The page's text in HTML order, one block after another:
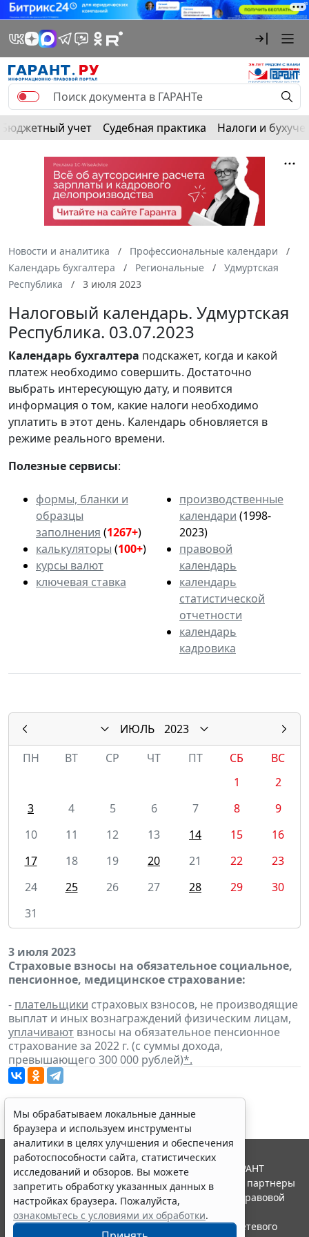
Бюджетный учет Судебная практика Налоги и
Новости и аналитика
Профессиональные календари
Календарь бухгалтера
Региональные
Удмуртская
Республика
3 июля 2023
Налоговый календарь. Удмуртская
Республика. 03.07.2023
Календарьбухгалтера подскажет, когда и какой
платеж необходимо совершить. Достаточно
выбрать интересующую дату, и появится
информация о том, какие налоги необходимо
уплатить в этот день. Календарь обновляется в
режиме реального времени.
Полезные сервисы:
формы, бланки и
образцы
заполнения (1267+)
калькуляторы (100+)
курсы валют
ключевая ставка
производственные
календари (1998-
2023)
правовой
календарь
календарь
статистической
отчетности
календарь
кадровика
ИЮЛЬ
2023
ПН
ВТ СР ЧТ ПТ СБ
ВС
1
2
3
4 5 6 7 8
9
10
11 12 13 14 15
16
17
18 19 20 21 22
23
24
25 26 27 28 29
30
31
3 июля 2023
Страховые взносы на обязательное социальное,
пенсионное, медицинское страхование:
- плательщики страховых взносов, не производящие
выплат и иных вознаграждений физическим лицам,
уплачивают взносы на обязательное пенсионное
страхование за 2022 г. (с суммы дохода,
превышающего 300 000 рублей)*.
Мы обрабатываем локальные данные
браузера и используем инструменты
аналитики в целях улучшения и обеспечения
работоспособности сайта, статистических
исследований и обзоров. Вы можете
запретить обработку указанных данных в
настройках браузера. Пожалуйста,
ознакомьтесь с условиями их обработки.
© ООО "НПП "ГАРАНТ-СЕРВИС", 2026. Система ГАРАНТ
выпускается с 1990 года. Компания "Гарант" и ее партнеры
являются участниками Российской ассоциации правовой
информации ГАРАНТ.
Портал ГАРАНТ.РУ зарегистрирован в качестве сетевого